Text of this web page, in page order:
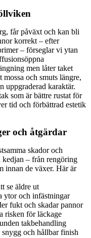
får påväxt och kan bli
korrekt – efter
– förseglar vi ytan
men låter taket
mossa och smuts längre,
uppgraderad karaktär.
som är bättre rustat för
tid och förbättrad estetik
och åtgärdar
skador och
– från rengöring
innan de växer. Här är
se äldre ut
ytor och infästningar
fukt och skadar pannor
risken för läckage
takbehandling
snygg och hållbar finish